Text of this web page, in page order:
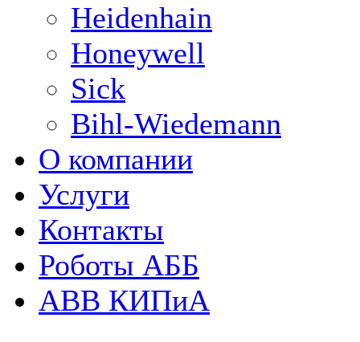
Heidenhain
Honeywell
Sick
Bihl-Wiedemann
О компании
Услуги
Контакты
Роботы АББ
ABB КИПиА